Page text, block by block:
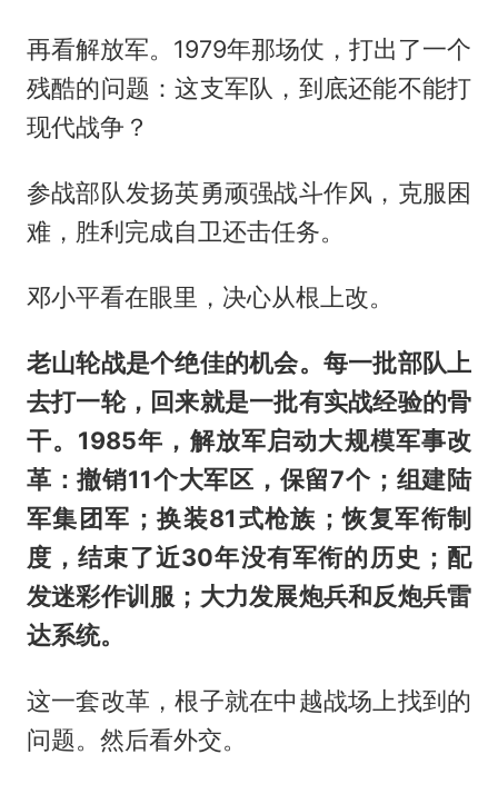
再看解放军。1979年那场仗，打出了一个
残酷的问题：这支军队，到底还能不能打
现代战争？
参战部队发扬英勇顽强战斗作风，克服困
难，胜利完成自卫还击任务。
邓小平看在眼里，决心从根上改。
老山轮战是个绝佳的机会。每一批部队上
去打一轮，回来就是一批有实战经验的骨
干。1985年，解放军启动大规模军事改
革：撤销11个大军区，保留7个；组建陆
军集团军；换装81式枪族；恢复军衔制
度，结束了近30年没有军衔的历史；配
发迷彩作训服；大力发展炮兵和反炮兵雷
达系统。
这一套改革，根子就在中越战场上找到的
问题。然后看外交。